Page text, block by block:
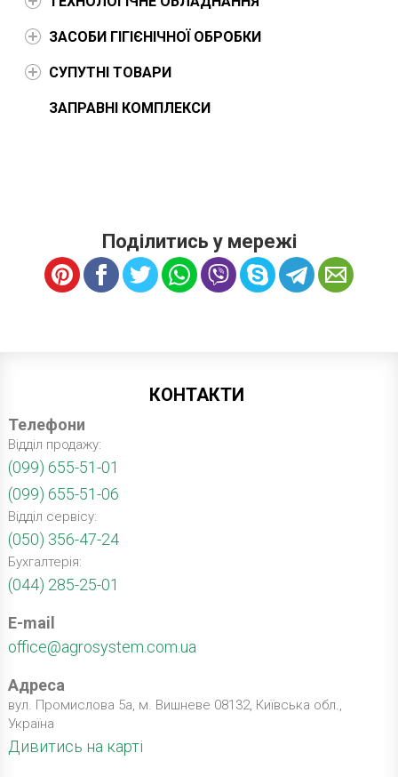
ЗАСОБИ ГІГІЄНІЧНОЇ ОБРОБКИ
СУПУТНІ ТОВАРИ
ЗАПРАВНІ КОМПЛЕКСИ
Поділитись у мережі
КОНТАКТИ
Телефони
Відділ продажу:
(099) 655-51-01
(099) 655-51-06
Відділ сервісу:
(050) 356-47-24
Бухгалтерія:
(044) 285-25-01
E-mail
office@agrosystem.com.ua
Адреса
вул. Промислова 5а, м. Вишневе 08132, Київська обл.,
Україна
Дивитись на карті